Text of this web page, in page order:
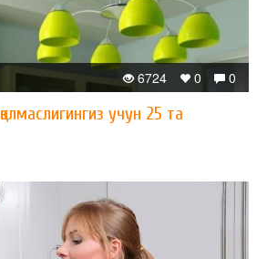
0
0
6724
учун 25 та